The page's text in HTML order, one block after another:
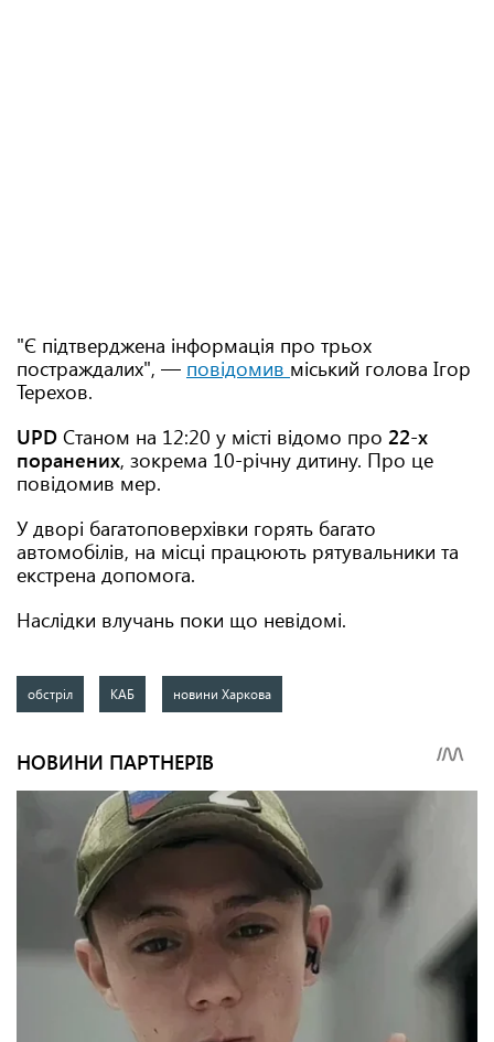
"Є підтверджена інформація про трьох
постраждалих", — повідомив міський голова Ігор
Терехов.
UPD Станом на 12:20 у місті відомо про 22-х
поранених, зокрема 10-річну дитину. Про це
повідомив мер.
У дворі багатоповерхівки горять багато
автомобілів, на місці працюють рятувальники та
екстрена допомога.
Наслідки влучань поки що невідомі.
обстріл КАБ новини Харкова